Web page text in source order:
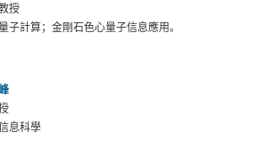
授
子計算；金剛石色心量子信息應用。
息科學